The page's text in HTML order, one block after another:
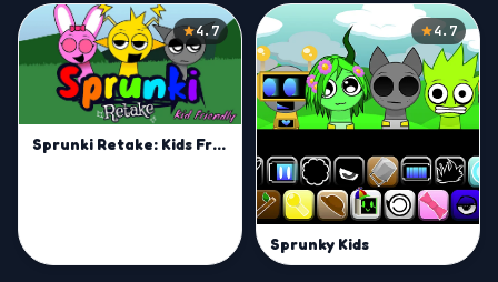
4.7
Sprunki Retake: Kids Friendly
4.7
Sprunky Kids